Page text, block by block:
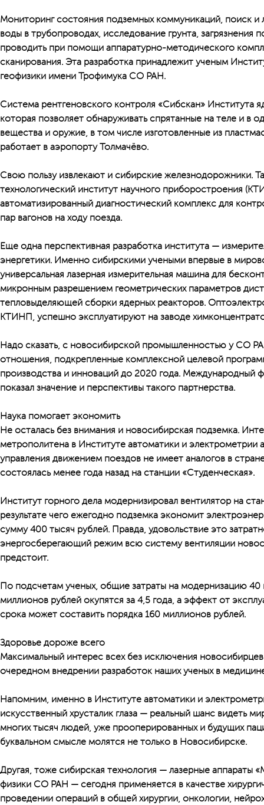
Мониторинг состояния подземных коммуникаций, поиск и
воды в трубопроводах, исследование грунта, загрязнения
проводить при помощи аппаратурно-методического
сканирования. Эта разработка принадлежит ученым
геофизики имени Трофимука СО РАН.
Система рентгеновского контроля «Сибскан» Института
которая позволяет обнаруживать спрятанные на теле и в
вещества и оружие, в том числе изготовленные из
работает в аэропорту Толмачёво.
Свою пользу извлекают и сибирские железнодорожники.
технологический институт научного приборостроения
автоматизированный диагностический комплекс для
пар вагонов на ходу поезда.
Еще одна перспективная разработка института —
энергетики. Именно сибирскими учеными впервые в
универсальная лазерная измерительная машина для
микронным разрешением геометрических параметров
тепловыделяющей сборки ядерных реакторов.
КТИНП, успешно эксплуатируют на заводе
Надо сказать, с новосибирской промышленностью у СО
отношения, подкрепленные комплексной целевой
производства и инноваций до 2020 года. Международный
показал значение и перспективы такого партнерства.
Наука помогает экономить
Не осталась без внимания и новосибирская подземка.
метрополитена в Институте автоматики и электрометрии
управления движением поездов не имеет аналогов в
состоялась менее года назад на станции «Студенческая».
Институт горного дела модернизировал вентилятор на
результате чего ежегодно подземка экономит
сумму 400 тысяч рублей. Правда, удовольствие это
энергосберегающий режим всю систему вентиляции
предстоит.
По подсчетам ученых, общие затраты на модернизацию 40
миллионов рублей окупятся за 4,5 года, а эффект от
срока может составить порядка 160 миллионов рублей.
Здоровье дороже всего
Максимальный интерес всех без исключения
очередном внедрении разработок наших ученых в
Напомним, именно в Институте автоматики и
искусственный хрусталик глаза — реальный шанс видеть
многих тысяч людей, уже прооперированных и будущих
буквальном смысле молятся не только в Новосибирске.
Другая, тоже сибирская технология — лазерные аппараты
физики СО РАН — сегодня применяется в качестве
проведении операций в общей хирургии, онкологии,